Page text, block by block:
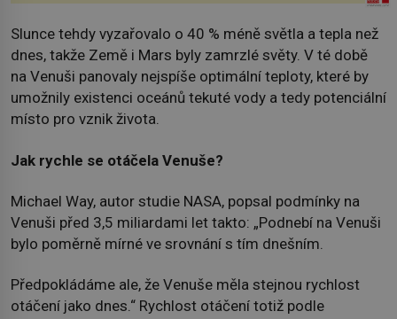
Slunce tehdy vyzařovalo o 40 % méně světla a tepla než
dnes, takže Země i Mars byly zamrzlé světy. V té době
na Venuši panovaly nejspíše optimální teploty, které by
umožnily existenci oceánů tekuté vody a tedy potenciální
místo pro vznik života.
Jak rychle se otáčela Venuše?
Michael Way, autor studie NASA, popsal podmínky na
Venuši před 3,5 miliardami let takto: „Podnebí na Venuši
bylo poměrně mírné ve srovnání s tím dnešním.
Předpokládáme ale, že Venuše měla stejnou rychlost
otáčení jako dnes.“ Rychlost otáčení totiž podle